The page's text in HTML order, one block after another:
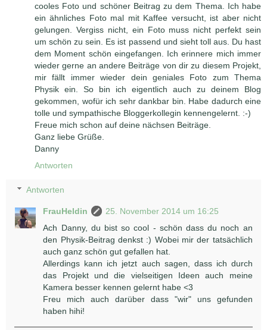
cooles Foto und schöner Beitrag zu dem Thema. Ich habe
ein ähnliches Foto mal mit Kaffee versucht, ist aber nicht
gelungen. Vergiss nicht, ein Foto muss nicht perfekt sein
um schön zu sein. Es ist passend und sieht toll aus. Du hast
dem Moment schön eingefangen. Ich erinnere mich immer
wieder gerne an andere Beiträge von dir zu diesem Projekt,
mir fällt immer wieder dein geniales Foto zum Thema
Physik ein. So bin ich eigentlich auch zu deinem Blog
gekommen, wofür ich sehr dankbar bin. Habe dadurch eine
tolle und sympathische Bloggerkollegin kennengelernt. :-)
Freue mich schon auf deine nächsen Beiträge.
Ganz liebe Grüße.
Danny
Antworten
Antworten
FrauHeldin
25. November 2014 um 16:25
Ach Danny, du bist so cool - schön dass du noch an
den Physik-Beitrag denkst :) Wobei mir der tatsächlich
auch ganz schön gut gefallen hat.
Allerdings kann ich jetzt auch sagen, dass ich durch
das Projekt und die vielseitigen Ideen auch meine
Kamera besser kennen gelernt habe <3
Freu mich auch darüber dass "wir" uns gefunden
haben hihi!